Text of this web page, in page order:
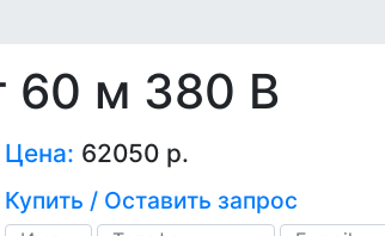
60 м 380 В
Цена: 62050 р.
Купить / Оставить запрос